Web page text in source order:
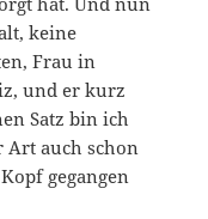
keine
Frau in
und er kurz
Satz bin ich
Art auch schon
gegangen